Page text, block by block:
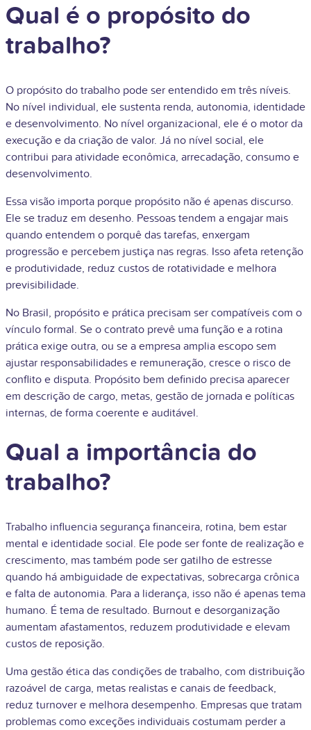
Qual é o propósito do
trabalho?
O propósito do trabalho pode ser entendido em três níveis.
No nível individual, ele sustenta renda, autonomia, identidade
e desenvolvimento. No nível organizacional, ele é o motor da
execução e da criação de valor. Já no nível social, ele
contribui para atividade econômica, arrecadação, consumo e
desenvolvimento.
Essa visão importa porque propósito não é apenas discurso.
Ele se traduz em desenho. Pessoas tendem a engajar mais
quando entendem o porquê das tarefas, enxergam
progressão e percebem justiça nas regras. Isso afeta retenção
e produtividade, reduz custos de rotatividade e melhora
previsibilidade.
No Brasil, propósito e prática precisam ser compatíveis com o
vínculo formal. Se o contrato prevê uma função e a rotina
prática exige outra, ou se a empresa amplia escopo sem
ajustar responsabilidades e remuneração, cresce o risco de
conflito e disputa. Propósito bem definido precisa aparecer
em descrição de cargo, metas, gestão de jornada e políticas
internas, de forma coerente e auditável.
Qual a importância do
trabalho?
Trabalho influencia segurança financeira, rotina, bem estar
mental e identidade social. Ele pode ser fonte de realização e
crescimento, mas também pode ser gatilho de estresse
quando há ambiguidade de expectativas, sobrecarga crônica
e falta de autonomia. Para a liderança, isso não é apenas tema
humano. É tema de resultado. Burnout e desorganização
aumentam afastamentos, reduzem produtividade e elevam
custos de reposição.
Uma gestão ética das condições de trabalho, com distribuição
razoável de carga, metas realistas e canais de feedback,
reduz turnover e melhora desempenho. Empresas que tratam
problemas como exceções individuais costumam perder a